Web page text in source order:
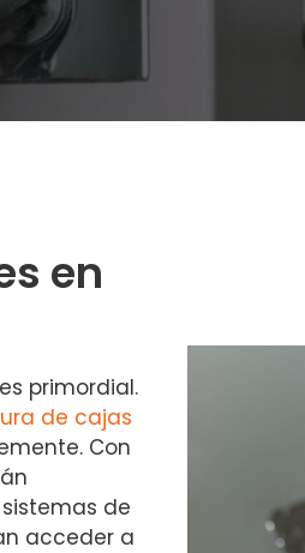
en
primordial.
de cajas
Con
de
acceder a